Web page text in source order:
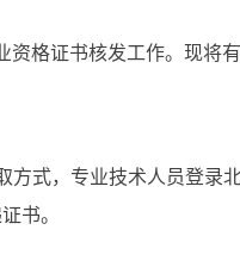
格证书核发工作。现将有
式，专业技术人员登录
书。